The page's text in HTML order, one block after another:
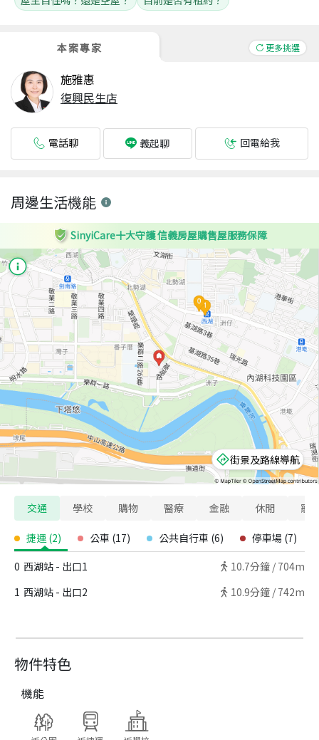
本案專家 更多挑選
施雅惠
復興民生店
電話聊 義起聊 回電給我
物件特色
機能
周邊生活機能
SinyiCare十大守護 信義房屋購售屋服務保障
街景及路線導航
交通 學校 購物 醫療 金融 休閒 寵
捷運 (2) 公車 (17) 公共自行車 (6) 停車場 (7)
0 西湖站 - 出口1 10.7分鐘 / 704m
1 西湖站 - 出口2 10.9分鐘 / 742m